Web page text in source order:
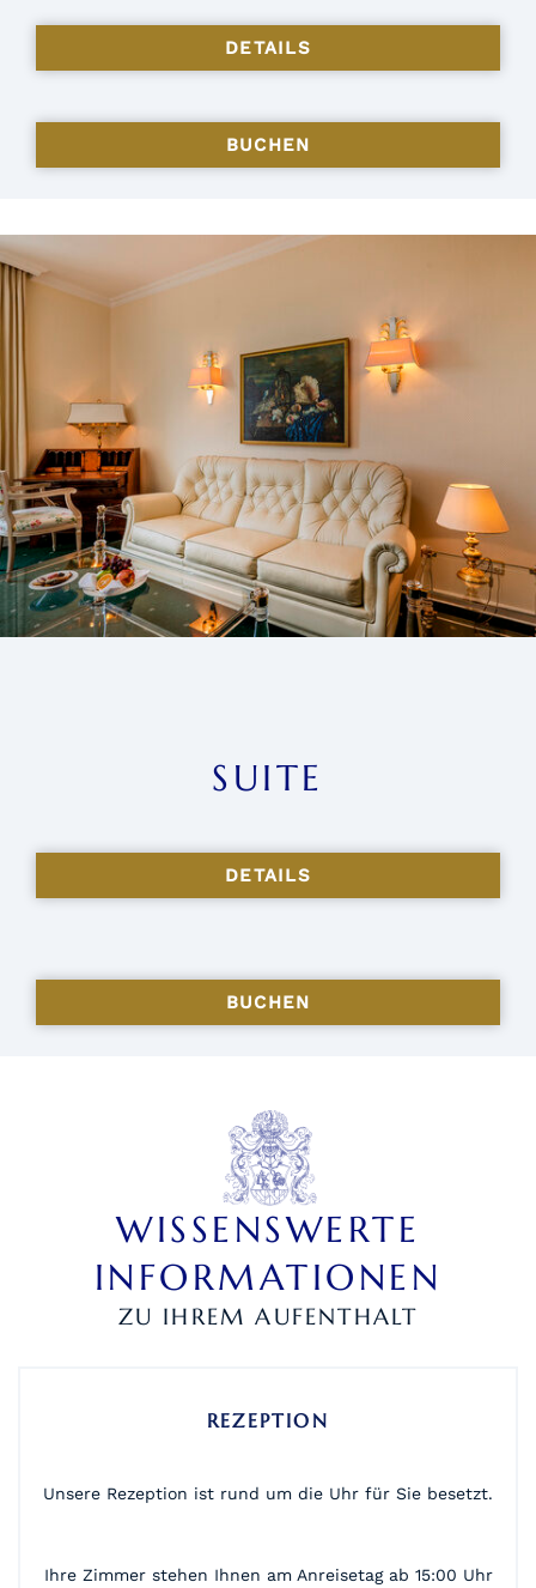
BUCHEN
DETAILS
BUCHEN
SUITE
DETAILS
WISSENSWERTE
INFORMATIONEN
ZU IHREM AUFENTHALT
REZEPTION
Unsere Rezeption ist rund um die Uhr für Sie besetzt.
Ihre Zimmer stehen Ihnen am Anreisetag ab 15:00 Uhr